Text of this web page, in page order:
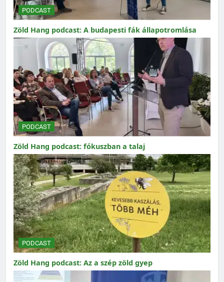
PODCAST
Zöld Hang podcast: A budapesti fák állapotromlása
PODCAST
Zöld Hang podcast: fókuszban a talaj
PODCAST
Zöld Hang podcast: Az a szép zöld gyep